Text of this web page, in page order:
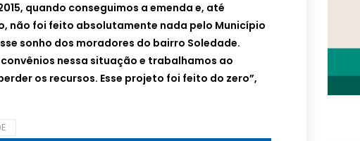
quando conseguimos a emenda e, até
não foi feito absolutamente nada pelo Município
sonho dos moradores do bairro Soledade.
nessa situação e trabalhamos ao
os recursos. Esse projeto foi feito do zero”,